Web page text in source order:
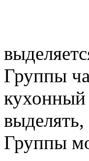
Группы
кухонный
Группы